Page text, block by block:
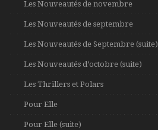
Les Nouveautés de novembre
Les Nouveautés de septembre
Les Nouveautés de Septembre (suite)
Les Nouveautés d’octobre (suite)
Les Thrillers et Polars
Pour Elle
Pour Elle (suite)